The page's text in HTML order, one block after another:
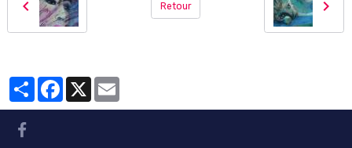
Retour
PartagerFacebook
X